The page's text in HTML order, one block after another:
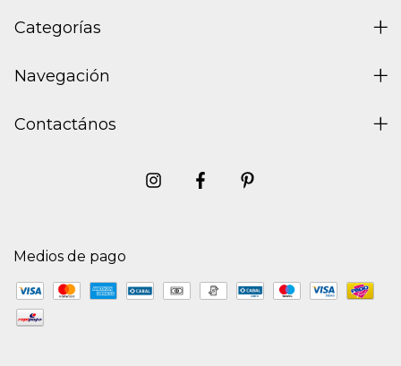
Categorías
Navegación
Contactános
Medios de pago